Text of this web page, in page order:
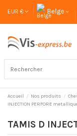
EUR € Belge
Accueil Nos produits
INJECTION PERFORE
TAMIS D